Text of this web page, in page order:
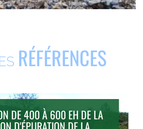
RÉFÉRENCES
DE 400 À 600 EH DE LA